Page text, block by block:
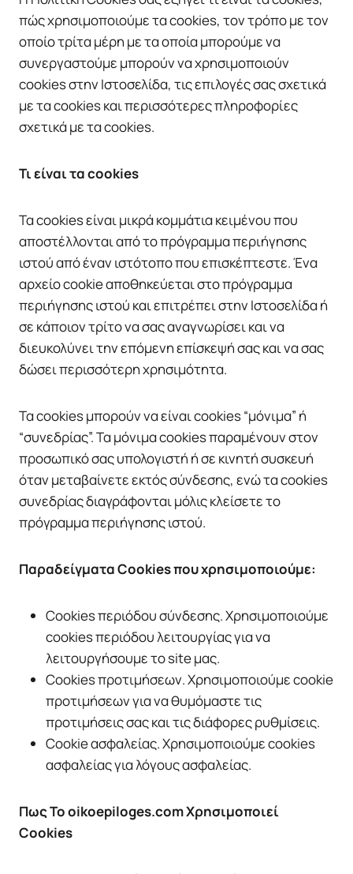
πώς χρησιμοποιούμε τα cookies, τον τρόπο με τον
οποίο τρίτα μέρη με τα οποία μπορούμε να
συνεργαστούμε μπορούν να χρησιμοποιούν
cookies στην Ιστοσελίδα, τις επιλογές σας σχετικά
με τα cookies και περισσότερες πληροφορίες
σχετικά με τα cookies.
Τι είναι τα cookies
Τα cookies είναι μικρά κομμάτια κειμένου που
αποστέλλονται από το πρόγραμμα περιήγησης
ιστού από έναν ιστότοπο που επισκέπτεστε. Ένα
αρχείο cookie αποθηκεύεται στο πρόγραμμα
περιήγησης ιστού και επιτρέπει στην Ιστοσελίδα ή
σε κάποιον τρίτο να σας αναγνωρίσει και να
διευκολύνει την επόμενη επίσκεψή σας και να σας
δώσει περισσότερη χρησιμότητα.
Τα cookies μπορούν να είναι cookies “μόνιμα” ή
“συνεδρίας”. Τα μόνιμα cookies παραμένουν στον
προσωπικό σας υπολογιστή ή σε κινητή συσκευή
όταν μεταβαίνετε εκτός σύνδεσης, ενώ τα cookies
συνεδρίας διαγράφονται μόλις κλείσετε το
πρόγραμμα περιήγησης ιστού.
Παραδείγματα Cookies που χρησιμοποιούμε:
Cookies περιόδου σύνδεσης. Χρησιμοποιούμε
cookies περιόδου λειτουργίας για να
λειτουργήσουμε το site μας.
Cookies προτιμήσεων. Χρησιμοποιούμε cookie
προτιμήσεων για να θυμόμαστε τις
προτιμήσεις σας και τις διάφορες ρυθμίσεις.
Cookie ασφαλείας. Χρησιμοποιούμε cookies
ασφαλείας για λόγους ασφαλείας.
Πως Το oikoepiloges.com Χρησιμοποιεί
Cookies